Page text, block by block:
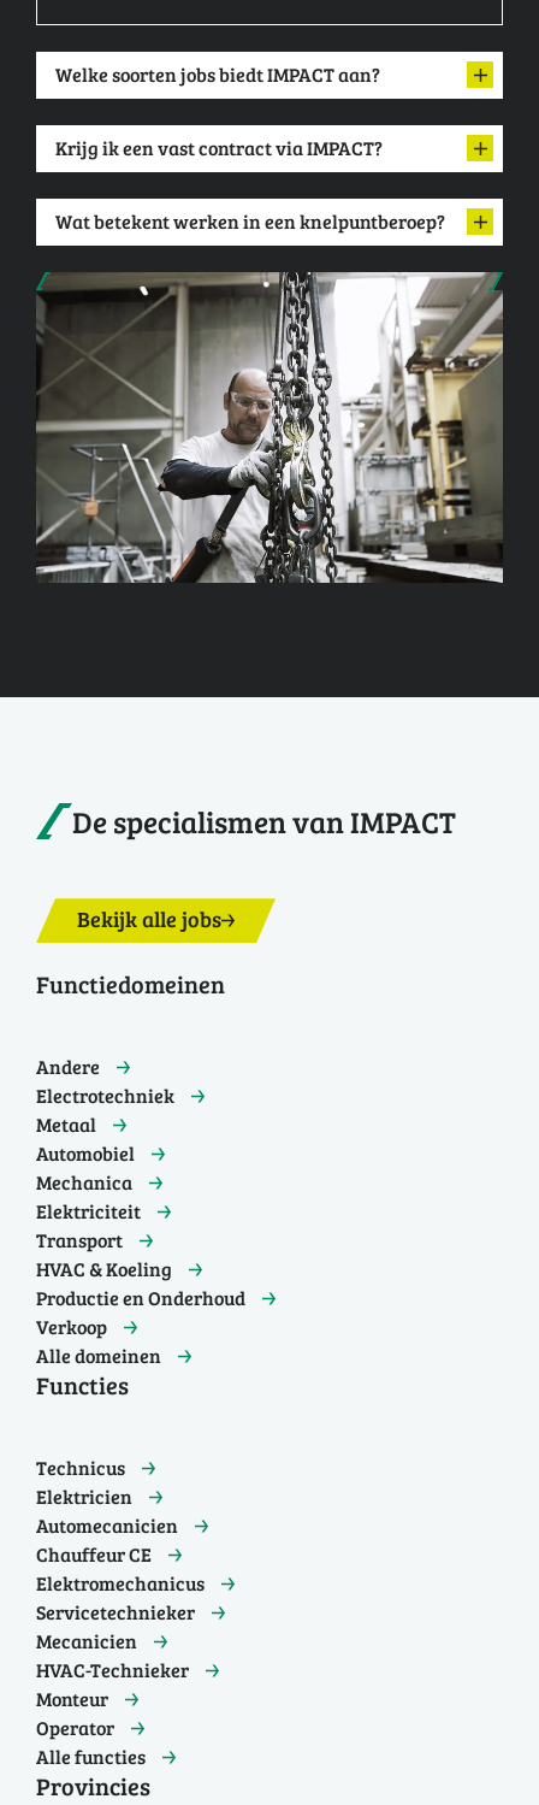
Welke soorten jobs biedt IMPACT aan?
Krijg ik een vast contract via IMPACT?
Wat betekent werken in een knelpuntberoep?
De specialismen van IMPACT
Bekijk alle jobs
Functiedomeinen
Andere
Electrotechniek
Metaal
Automobiel
Mechanica
Elektriciteit
Transport
HVAC & Koeling
Productie en Onderhoud
Verkoop
Alle domeinen
Functies
Technicus
Elektricien
Automecanicien
Chauffeur CE
Elektromechanicus
Servicetechnieker
Mecanicien
HVAC-Technieker
Monteur
Operator
Alle functies
Provincies